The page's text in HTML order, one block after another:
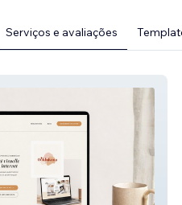
Serviços e avaliações